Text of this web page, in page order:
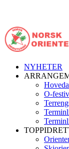
NYHETER
O-